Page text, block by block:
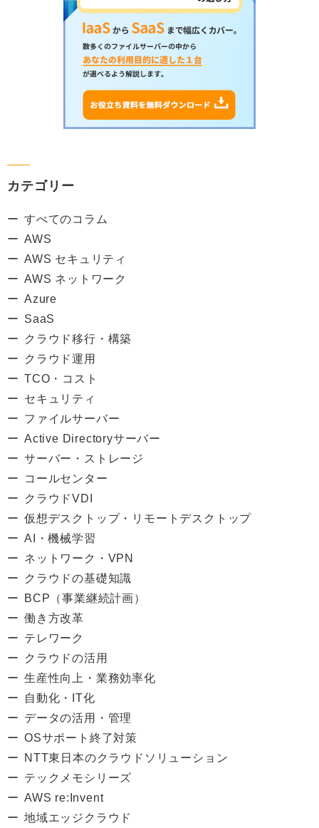
カテゴリー
すべてのコラム
AWS
AWS セキュリティ
AWS ネットワーク
Azure
SaaS
クラウド移行・構築
クラウド運用
TCO・コスト
セキュリティ
ファイルサーバー
Active Directoryサーバー
サーバー・ストレージ
コールセンター
クラウドVDI
仮想デスクトップ・リモートデスクトップ
AI・機械学習
ネットワーク・VPN
クラウドの基礎知識
BCP（事業継続計画）
働き方改革
テレワーク
クラウドの活用
生産性向上・業務効率化
自動化・IT化
データの活用・管理
OSサポート終了対策
NTT東日本のクラウドソリューション
テックメモシリーズ
AWS re:Invent
地域エッジクラウド